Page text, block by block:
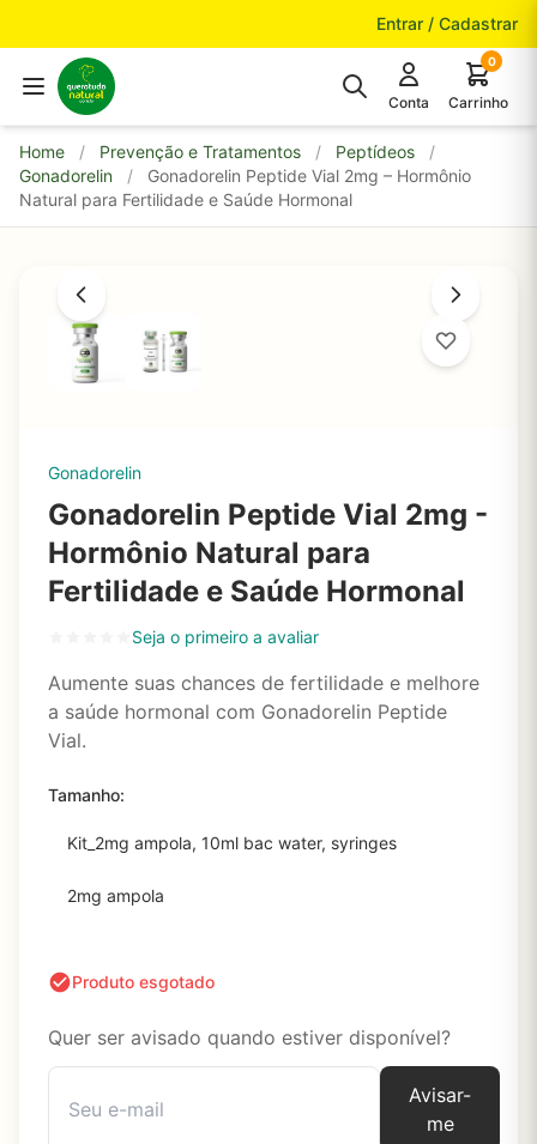
Entrar / Cadastrar
Conta
0
Carrinho
Home / Prevenção e Tratamentos / Peptídeos
/
Gonadorelin
/
Gonadorelin Peptide Vial 2mg – Hormônio
Natural para Fertilidade e Saúde Hormonal
Gonadorelin
Gonadorelin Peptide Vial 2mg -
Hormônio Natural para
Fertilidade e Saúde Hormonal
Seja o primeiro a avaliar
Aumente suas chances de fertilidade e melhore
a saúde hormonal com Gonadorelin Peptide
Vial.
Tamanho:
Kit_2mg ampola, 10ml bac water, syringes
2mg ampola
Produto esgotado
Quer ser avisado quando estiver disponível?
Avisar-
me